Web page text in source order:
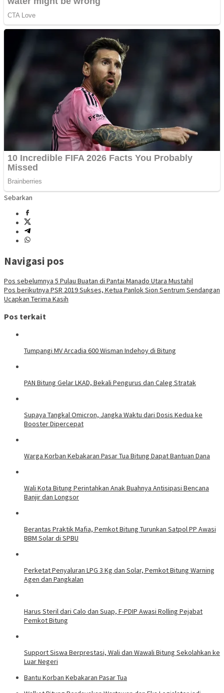
Sebarkan
Navigasi pos
Pos sebelumnya 5 Pulau Buatan di Pantai Manado Utara Mustahil
Pos berikutnya PSR 2019 Sukses, Ketua Panlok Sion Sentrum Sendangan
Ucapkan Terima Kasih
Pos terkait
Tumpangi MV Arcadia 600 Wisman Indehoy di Bitung
PAN Bitung Gelar LKAD, Bekali Pengurus dan Caleg Stratak
Supaya Tangkal Omicron, Jangka Waktu dari Dosis Kedua ke
Booster Dipercepat
Warga Korban Kebakaran Pasar Tua Bitung Dapat Bantuan Dana
Wali Kota Bitung Perintahkan Anak Buahnya Antisipasi Bencana
Banjir dan Longsor
Berantas Praktik Mafia, Pemkot Bitung Turunkan Satpol PP Awasi
BBM Solar di SPBU
Perketat Penyaluran LPG 3 Kg dan Solar, Pemkot Bitung Warning
Agen dan Pangkalan
Harus Steril dari Calo dan Suap, F-PDIP Awasi Rolling Pejabat
Pemkot Bitung
Support Siswa Berprestasi, Wali dan Wawali Bitung Sekolahkan ke
Luar Negeri
Bantu Korban Kebakaran Pasar Tua